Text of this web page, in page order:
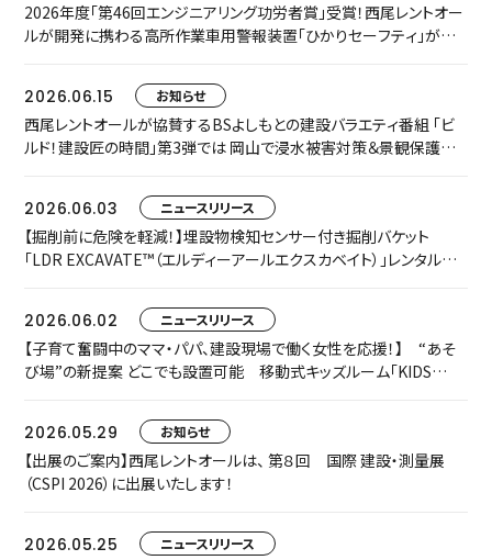
2026年度「第46回エンジニアリング功労者賞」受賞！西尾レントオー
ルが開発に携わる高所作業車用警報装置「ひかりセーフティ」が中
2026.06.15
お知らせ
西尾レントオールが協賛するBSよしもとの建設バラエティ番組 「ビ
ルド！建設匠の時間」第3弾では 岡山で浸水被害対策＆景観保護共
2026.06.03
ニュースリリース
【掘削前に危険を軽減！】埋設物検知センサー付き掘削バケット
「LDR EXCAVATE™（エルディーアールエクスカベイト）」レンタルを
2026.06.02
ニュースリリース
【子育て奮闘中のママ・パパ、建設現場で働く女性を応援！】 “あそ
び場”の新提案 どこでも設置可能 移動式キッズルーム「KIDS
2026.05.29
お知らせ
【出展のご案内】西尾レントオールは、 第８回 国際 建設・測量展
（CSPI 2026）に出展いたします！
2026.05.25 ニュースリリース